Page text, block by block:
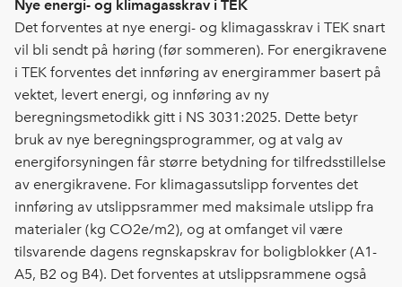
Nye energi- og klimagasskrav i TEK
Det forventes at nye energi- og klimagasskrav i TEK snart
vil bli sendt på høring (før sommeren). For energikravene
i TEK forventes det innføring av energirammer basert på
vektet, levert energi, og innføring av ny
beregningsmetodikk gitt i NS 3031:2025. Dette betyr
bruk av nye beregningsprogrammer, og at valg av
energiforsyningen får større betydning for tilfredsstillelse
av energikravene. For klimagassutslipp forventes det
innføring av utslippsrammer med maksimale utslipp fra
materialer (kg CO2e/m2), og at omfanget vil være
tilsvarende dagens regnskapskrav for boligblokker (A1-
A5, B2 og B4). Det forventes at utslippsrammene også